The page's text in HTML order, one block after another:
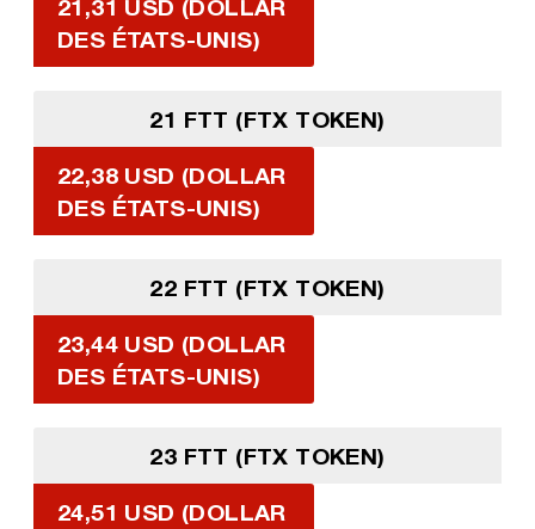
21,31 USD (DOLLAR
DES ÉTATS-UNIS)
21 FTT (FTX TOKEN)
22,38 USD (DOLLAR
DES ÉTATS-UNIS)
22 FTT (FTX TOKEN)
23,44 USD (DOLLAR
DES ÉTATS-UNIS)
23 FTT (FTX TOKEN)
24,51 USD (DOLLAR